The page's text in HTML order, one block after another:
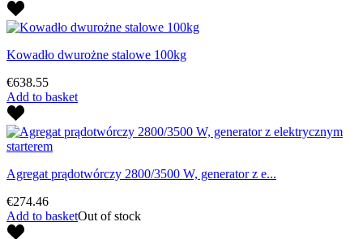
Kowadło dwurożne stalowe 100kg
€638.55
Add to basket
Agregat prądotwórczy 2800/3500 W, generator z e...
€274.46
Add to basketOut of stock